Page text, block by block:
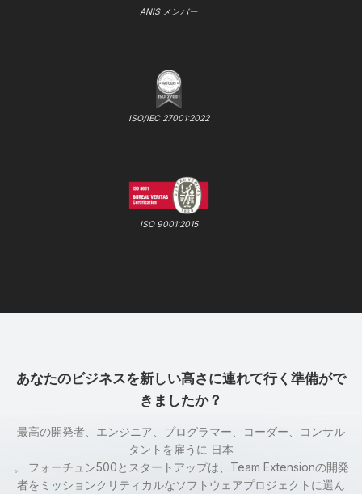
ANIS メンバー
ISO/IEC 27001:2022
ISO 9001:2015
あなたのビジネスを新しい高さに連れて行く準備がで
きましたか？
最高の開発者、エンジニア、プログラマー、コーダー、コンサル
タントを雇うに 日本
。 フォーチュン500とスタートアップは、Team Extensionの開発
者をミッションクリティカルなソフトウェアプロジェクトに選ん